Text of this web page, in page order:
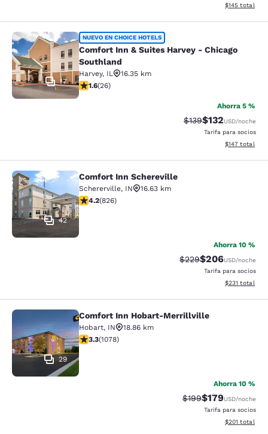
Ver detalles
$145 total
Comfort Inn & Suites Harvey -
17
NUEVO EN CHOICE HOTELS
Comfort Inn & Suites Harvey - Chicago
Southland
Harvey, IL
16.35 km
Calificación de 1.65 estrellas. Razonable. 26 reseñas
1.6(26)
Ahorra 5 %
Tarifa tachada:
$139Tarifa reducida:
$132USD/noche
Tarifa para socios
Ver detalles
$147 total
Comfort Inn Schereville
42
Comfort Inn Schereville
Schererville, IN
16.63 km
Calificación de 4.18 estrellas. Muy bueno. 826 reseñas
4.2(826)
Ahorra 10 %
Tarifa tachada:
$229Tarifa reducida:
$206USD/noche
Tarifa para socios
Ver detalles
$231 total
Comfort Inn Hobart-Merrillville
29
Comfort Inn Hobart-Merrillville
Hobart, IN
18.86 km
Calificación de 3.28 estrellas. Bueno. 1078 reseñas
3.3(1078)
Ahorra 10 %
Tarifa tachada:
$199Tarifa reducida:
$179USD/noche
Tarifa para socios
Ver detalles
$201 total